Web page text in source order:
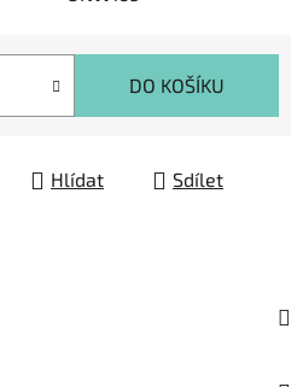
DO KOŠÍKU
Hlídat Sdílet